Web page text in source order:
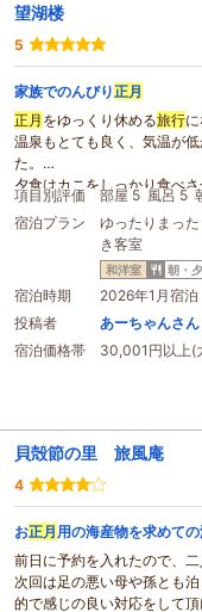
望湖楼
5
家族でのんびり正月
正月 をゆっくり休める旅行
温泉もとても良く、気温が
た。
夕食はカニをしっかり食べ
項目別評価 部屋 5 風呂 5
宿泊プラン
ゆったりまっ
き客室
和洋室 朝・夕
宿泊時期
2026年1月宿
投稿者
あーちゃんさん
宿泊価格帯
30,001円以上(
貝殻節の里 旅風庵
4
お正月 用の海産物を求めての
前日に予約を入れたので、
次回は足の悪い母や孫とも
的で感じの良い対応をして